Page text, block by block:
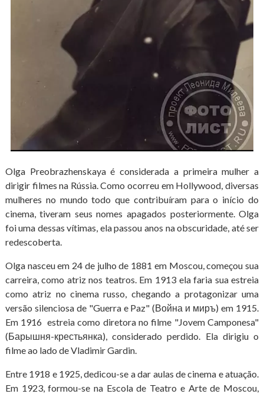
Olga Preobrazhenskaya é considerada a primeira mulher a
dirigir filmes na Rússia. Como ocorreu em Hollywood, diversas
mulheres no mundo todo que contribuíram para o início do
cinema, tiveram seus nomes apagados posteriormente. Olga
foi uma dessas vítimas, ela passou anos na obscuridade, até ser
redescoberta.
Olga nasceu em 24 de julho de 1881 em Moscou, começou sua
carreira, como atriz nos teatros. Em 1913 ela faria sua estreia
como atriz no cinema russo, chegando a protagonizar uma
versão silenciosa de "Guerra e Paz" (Война и миръ) em 1915.
Em 1916 estreia como diretora no filme "Jovem Camponesa"
(Барышня-крестьянка), considerado perdido. Ela dirigiu o
filme ao lado de Vladimir Gardin.
Entre 1918 e 1925, dedicou-se a dar aulas de cinema e atuação.
Em 1923, formou-se na Escola de Teatro e Arte de Moscou,